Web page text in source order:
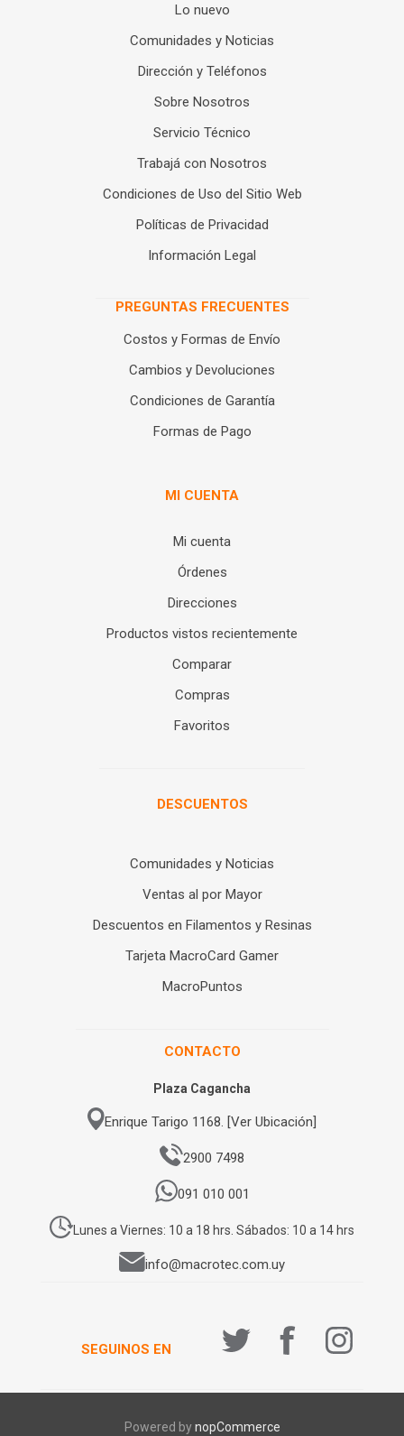
Lo nuevo
Comunidades y Noticias
Dirección y Teléfonos
Sobre Nosotros
Servicio Técnico
Trabajá con Nosotros
Condiciones de Uso del Sitio Web
Políticas de Privacidad
Información Legal
PREGUNTAS FRECUENTES
Costos y Formas de Envío
Cambios y Devoluciones
Condiciones de Garantía
Formas de Pago
MI CUENTA
Mi cuenta
Órdenes
Direcciones
Productos vistos recientemente
Comparar
Compras
Favoritos
DESCUENTOS
Comunidades y Noticias
Ventas al por Mayor
Descuentos en Filamentos y Resinas
Tarjeta MacroCard Gamer
MacroPuntos
CONTACTO
Plaza Cagancha
Enrique Tarigo 1168. [Ver Ubicación]
2900 7498
091 010 001
Lunes a Viernes: 10 a 18 hrs. Sábados: 10 a 14 hrs
info@macrotec.com.uy
SEGUINOS EN
Powered bynopCommerce